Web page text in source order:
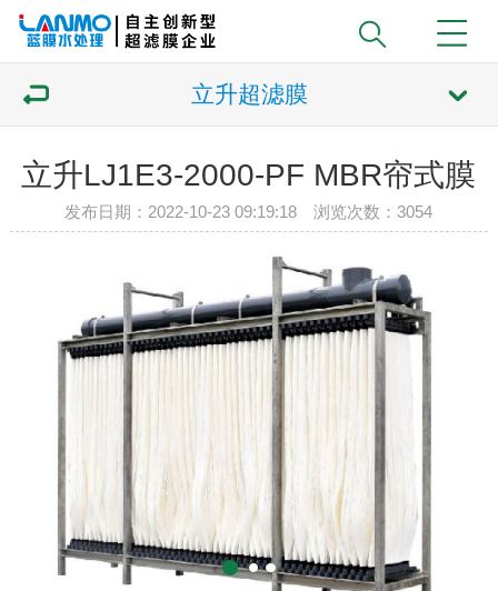
立升超滤膜
立升LJ1E3-2000-PF MBR帘式膜
发布日期：2022-10-23 09:19:18 浏览次数：3054